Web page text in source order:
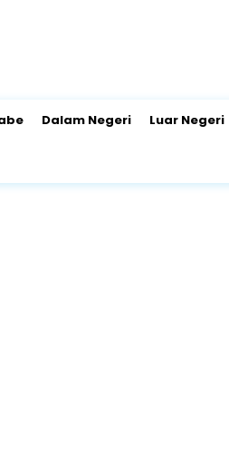
Dalam Negeri Luar Negeri